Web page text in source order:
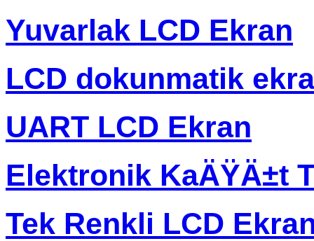
Yuvarlak LCD Ekran
LCD dokunmatik
UART LCD Ekran
Elektronik KaÄŸÄ±t
Tek Renkli LCD